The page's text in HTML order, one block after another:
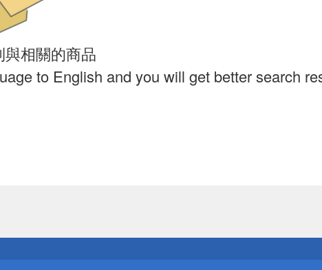
相關的商品
to English and you will get better search